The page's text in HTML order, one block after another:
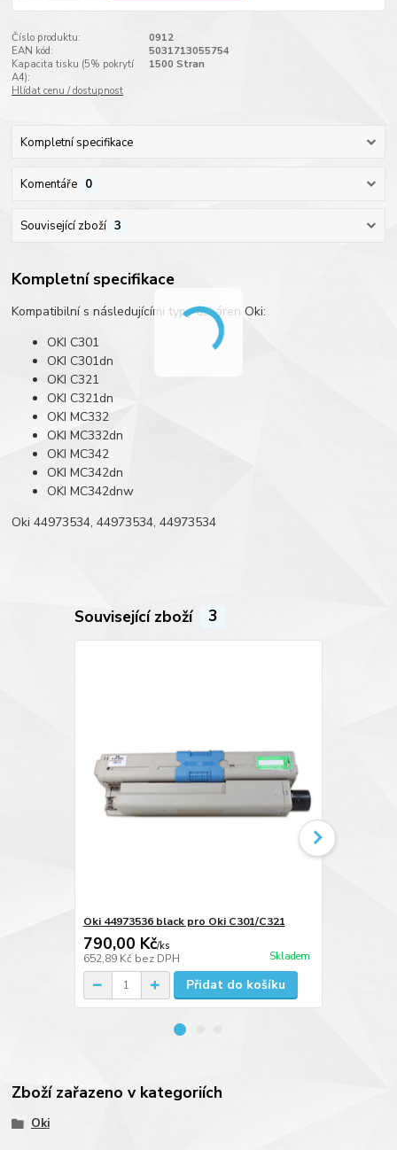
Číslo produktu:
0912
EAN kód:
5031713055754
Kapacita tisku (5% pokrytí
A4):
1500 Stran
Hlídat cenu / dostupnost
Kompletní specifikace
Komentáře 0
Související zboží 3
Kompletní specifikace
Kompatibilní s následujícími typy tiskáren Oki:
OKI C301
OKI C301dn
OKI C321
OKI C321dn
OKI MC332
OKI MC332dn
OKI MC342
OKI MC342dn
OKI MC342dnw
Oki 44973534, 44973534, 44973534
Související zboží 3
Oki 44973536 black pro Oki C301/C321
790,00 Kč/ks
652,89 Kč bez DPH Skladem
Přidat do košíku
Zboží zařazeno v kategoriích
Oki